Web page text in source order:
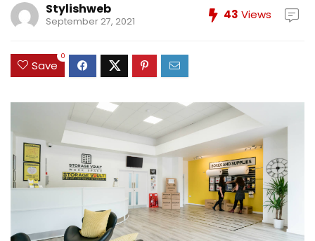
Stylishweb
September 27, 2021 43 Views
Save
0